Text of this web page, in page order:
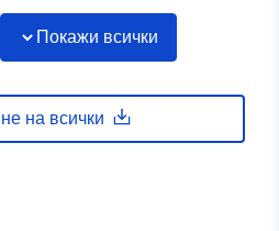
Покажи всички
на всички